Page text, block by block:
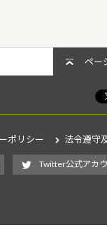
ペー
ポリシー 法令遵守
Twitter公式アカ